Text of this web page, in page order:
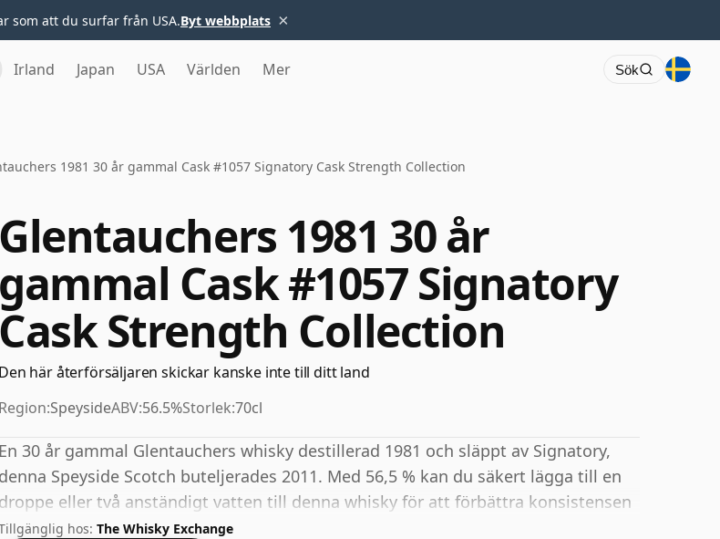
som att du surfar från USA.Byt webbplats ×
Irland Japan USA Världen Mer Sök
1981 30 år gammal Cask #1057 Signatory Cask Strength Collection
Glentauchers 1981 30 år
gammal Cask #1057 Signatory
Cask Strength Collection
Den här återförsäljaren skickar kanske inte till ditt land
Region:SpeysideABV:56.5%Storlek:70cl
En 30 år gammal Glentauchers whisky destillerad 1981 och släppt av Signatory,
denna Speyside Scotch buteljerades 2011. Med 56,5 % kan du säkert lägga till en
droppe eller två anständigt vatten till denna whisky för att förbättra konsistensen
öppna upp spriten.
hos: The Whisky Exchange